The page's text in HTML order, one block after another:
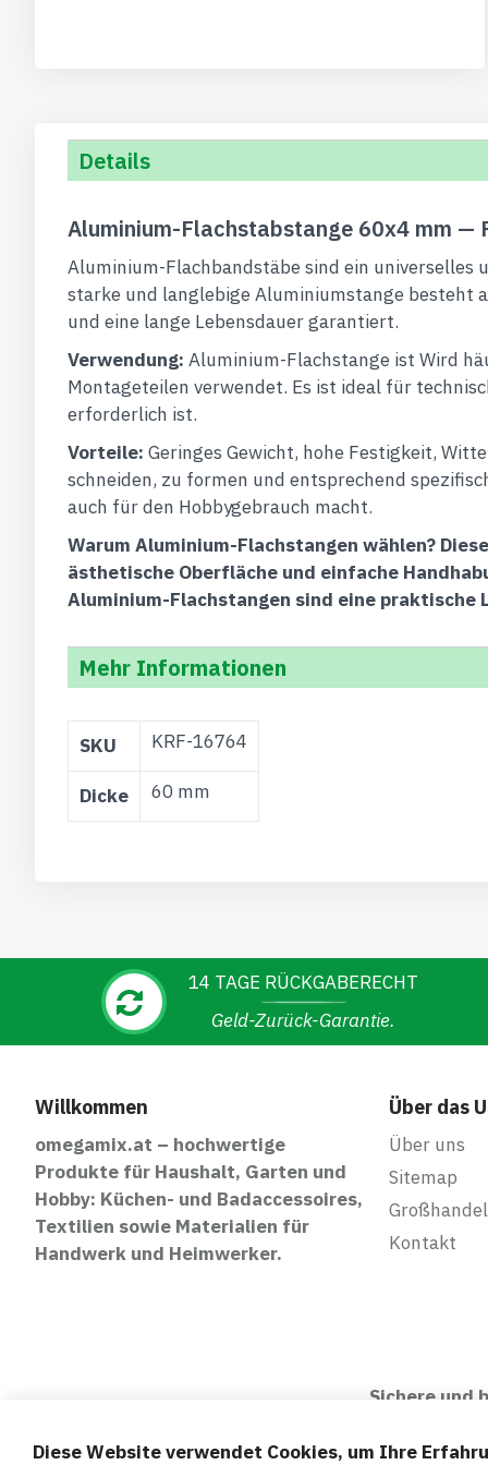
Details
Aluminium-Flachstabstange 60x4 mm —
Aluminium-Flachbandstäbe sind ein universelles
starke und langlebige Aluminiumstange besteht
und eine lange Lebensdauer garantiert.
Verwendung: Aluminium-Flachstange ist Wird
Montageteilen verwendet. Es ist ideal für
erforderlich ist.
Vorteile: Geringes Gewicht, hohe Festigkeit,
schneiden, zu formen und entsprechend
auch für den Hobbygebrauch macht.
Warum Aluminium-Flachstangen wählen?
ästhetische Oberfläche und einfache
Aluminium-Flachstangen sind eine
Mehr Informationen
Informationen
SKU KRF-16764
Dicke 60 mm
14 TAGE RÜCKGABERECHT
Geld-Zurück-Garantie.
Willkommen
omegamix.at – hochwertige
Produkte für Haushalt, Garten und
Hobby: Küchen- und Badaccessoires,
Textilien sowie Materialien für
Handwerk und Heimwerker.
Über das
Über uns
Sitemap
Kontakt
Sichere und
Diese Website verwendet Cookies, um Ihre